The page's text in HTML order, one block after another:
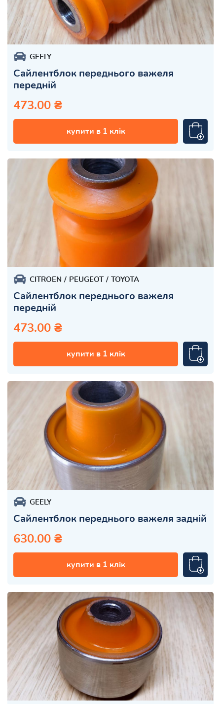
GEELY
Сайлентблок переднього важеля
передній
473.00 ₴
купити в 1 клік
CITROEN PEUGEOT TOYOTA
Сайлентблок переднього важеля
передній
473.00 ₴
купити в 1 клік
GEELY
Сайлентблок переднього важеля задній
630.00 ₴
купити в 1 клік